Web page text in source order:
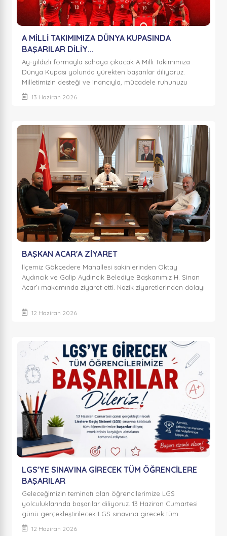
A MİLLİ TAKIMIMIZA DÜNYA KUPASINDA
BAŞARILAR DİLİY...
Ay-yıldızlı formayla sahaya çıkacak A Milli Takımımıza
Dünya Kupası yolunda yürekten başarılar diliyoruz.
Milletimizin desteği ve inancıyla, mücadele ruhunuzu
sahaya yansıtacağınıza inanıyoruz...
13 Haziran 2026
BAŞKAN ACAR'A ZİYARET
İlçemiz Gökçedere Mahallesi sakinlerinden Oktay
Aydıncık ve Galip Aydıncık Belediye Başkanımız H. Sinan
Acar’ı makamında ziyaret etti. Nazik ziyaretlerinden dolayı
12 Haziran 2026
LGS'YE SINAVINA GİRECEK TÜM ÖĞRENCİLERE
BAŞARILAR
Geleceğimizin teminatı olan öğrencilerimize LGS
yolculuklarında başarılar diliyoruz. 13 Haziran Cumartesi
günü gerçekleştirilecek LGS sınavına girecek tüm
öğrencilerimizin emeklerinin karşılığı...
12 Haziran 2026